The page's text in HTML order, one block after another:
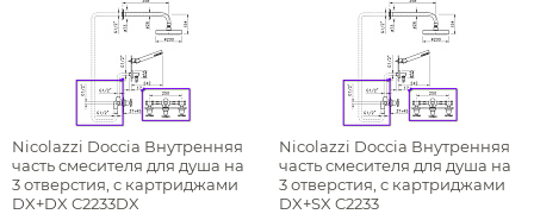
на стену
Nicolazzi Doccia Внутренняя
часть смесителя для душа на
3 отверстия, c картриджами
DX+DX C2233DX
Nicolazzi Doccia Внутренняя
часть смесителя для душа на
3 отверстия, c картриджами
DX+SX C2233